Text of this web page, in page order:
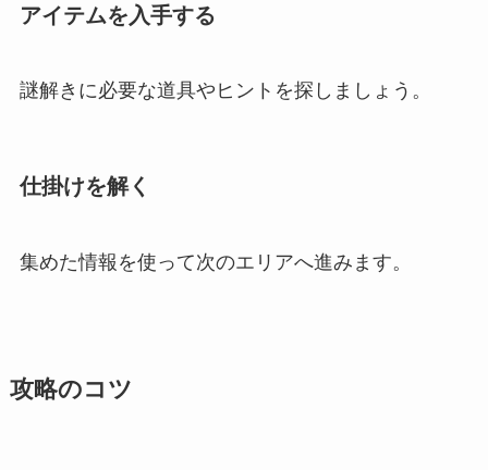
アイテムを入手する
謎解きに必要な道具やヒントを探しましょう。
仕掛けを解く
集めた情報を使って次のエリアへ進みます。
攻略のコツ